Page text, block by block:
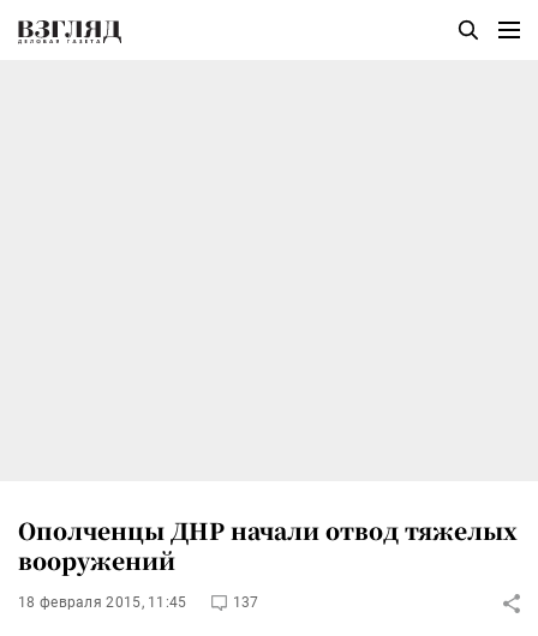
Ополченцы ДНР начали отвод тяжелых
вооружений
18 февраля 2015, 11:45 137